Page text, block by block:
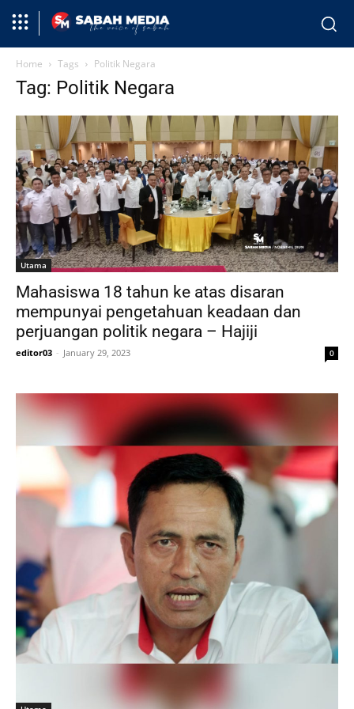
Home Tags Politik Negara
Tag: Politik Negara
Utama
Mahasiswa 18 tahun ke atas disaran
mempunyai pengetahuan keadaan dan
perjuangan politik negara – Hajiji
editor03 - January 29, 2023 0